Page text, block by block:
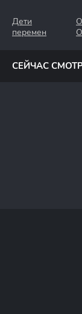
Дети
перемен
СЕЙЧАС